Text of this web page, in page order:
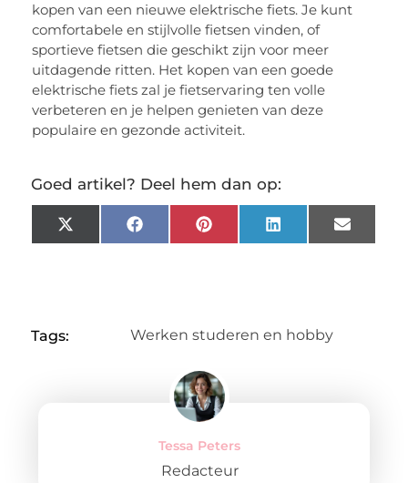
kopen van een nieuwe elektrische fiets. Je kunt
comfortabele en stijlvolle fietsen vinden, of
sportieve fietsen die geschikt zijn voor meer
uitdagende ritten. Het kopen van een goede
elektrische fiets zal je fietservaring ten volle
verbeteren en je helpen genieten van deze
populaire en gezonde activiteit.
Goed artikel? Deel hem dan op:
X
(Twitter)
Facebook Pinterest LinkedIn Email
Tags: Werken studeren en hobby
Tessa Peters
Redacteur